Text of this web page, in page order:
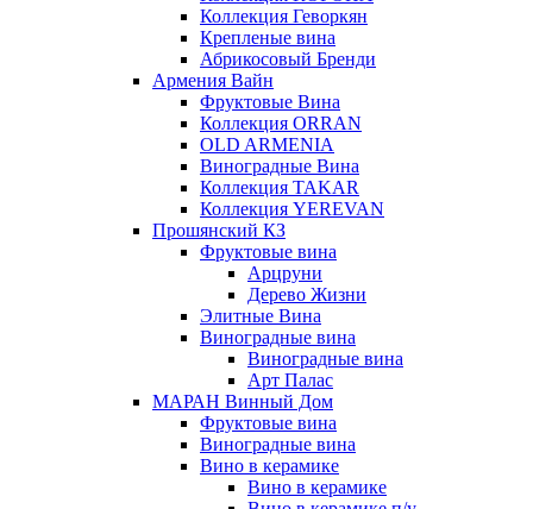
Коллекция Геворкян
Крепленые вина
Абрикосовый Бренди
Армения Вайн
Фруктовые Вина
Коллекция ORRAN
OLD ARMENIA
Виноградные Вина
Коллекция TAKAR
Коллекция YEREVAN
Прошянский КЗ
Фруктовые вина
Арцруни
Дерево Жизни
Элитные Вина
Виноградные вина
Виноградные вина
Арт Палас
МАРАН Винный Дом
Фруктовые вина
Виноградные вина
Вино в керамике
Вино в керамике